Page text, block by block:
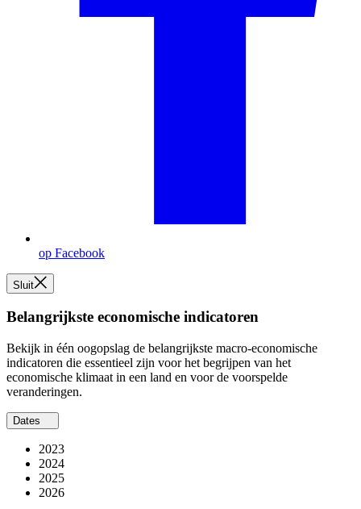
op Facebook
Sluit
Belangrijkste economische indicatoren
Bekijk in één oogopslag de belangrijkste macro-economische
indicatoren die essentieel zijn voor het begrijpen van het
economische klimaat in een land en voor de voorspelde
veranderingen.
Dates
2023
2024
2025
2026